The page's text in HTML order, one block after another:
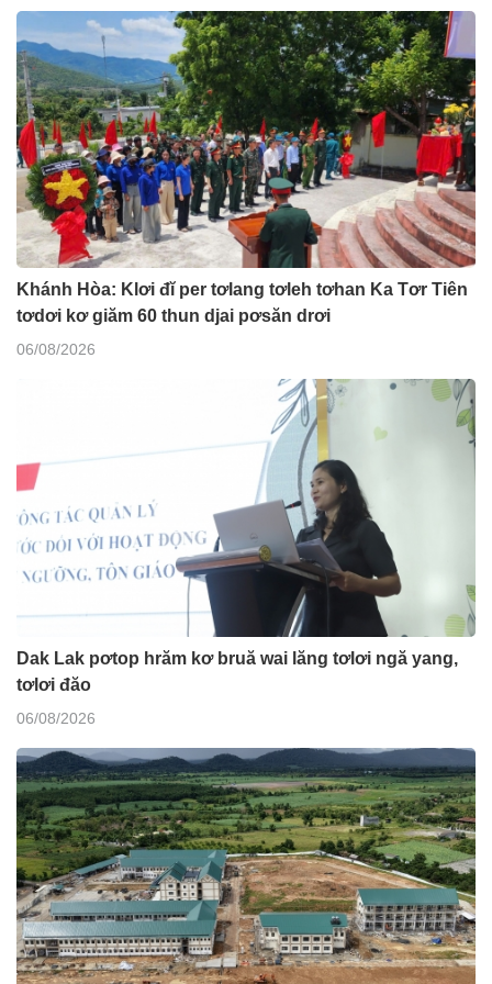
Khánh Hòa: Klơi đĭ per tơlang tơleh tơhan Ka Tơr Tiên
tơdơi kơ giăm 60 thun djai pơsăn drơi
06/08/2026
Dak Lak pơtop hrăm kơ bruă wai lăng tơlơi ngă yang,
tơlơi đăo
06/08/2026